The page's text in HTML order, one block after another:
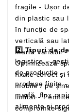
fragile - Ușor
din plastic sau
în funcție de
verticală sau
marfă variabil
Optimizează
fixate corect și
mobile / pe
limitat -
compromite
2️⃣ Tipuri de
logistice –
de producție –
produse finite
marfă, flux
alimente și